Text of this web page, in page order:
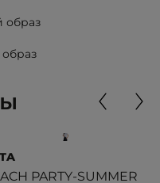
PARTY-SUMMER